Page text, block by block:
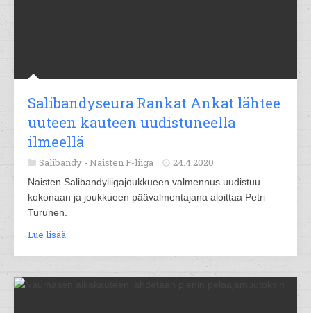
Salibandyseura Rankat Ankat lähtee
uuteen kauteen uudistuneella
ilmeellä
Salibandy - Naisten F-liiga 24.4.2020
Naisten Salibandyliigajoukkueen valmennus uudistuu
kokonaan ja joukkueen päävalmentajana aloittaa Petri
Turunen.
Lue lisää